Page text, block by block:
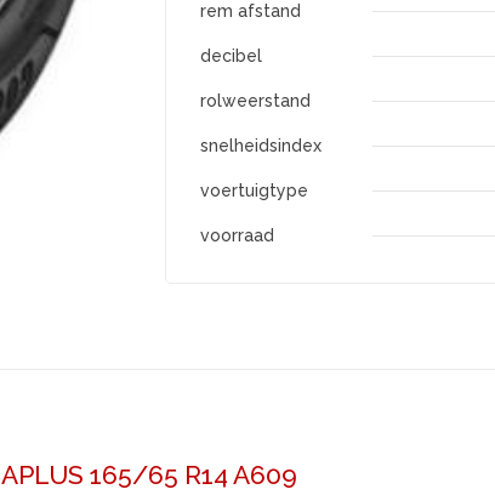
rem afstand
decibel
rolweerstand
snelheidsindex
voertuigtype
voorraad
APLUS 165/65 R14 A609